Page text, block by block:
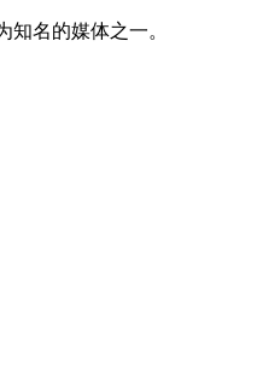
名的媒体之一。